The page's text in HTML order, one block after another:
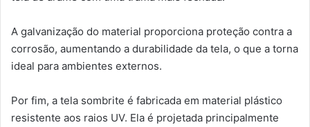
A galvanização do material proporciona proteção contra a
corrosão, aumentando a durabilidade da tela, o que a torna
ideal para ambientes externos.
Por fim, a tela sombrite é fabricada em material plástico
resistente aos raios UV. Ela é projetada principalmente